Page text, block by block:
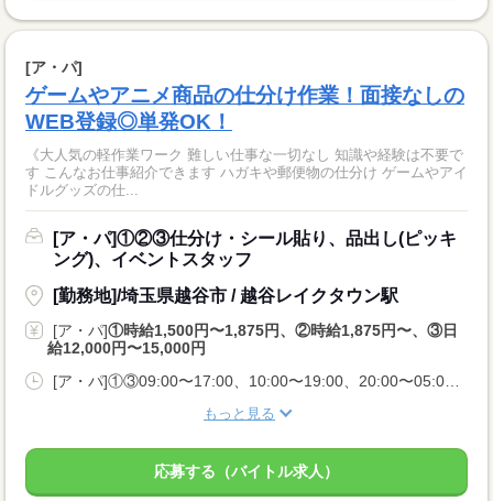
[ア・パ]
ゲームやアニメ商品の仕分け作業！面接なしの
WEB登録◎単発OK！
《大人気の軽作業ワーク 難しい仕事な一切なし 知識や経験は不要で
す こんなお仕事紹介できます ハガキや郵便物の仕分け ゲームやアイ
ドルグッズの仕...
[ア・パ]①②③仕分け・シール貼り、品出し(ピッキ
ング)、イベントスタッフ
[勤務地]/埼玉県越谷市 / 越谷レイクタウン駅
[ア・パ]①時給1,500円〜1,875円、②時給1,875円〜、③日
給12,000円〜15,000円
もっと見る
応募する（バイトル求人）